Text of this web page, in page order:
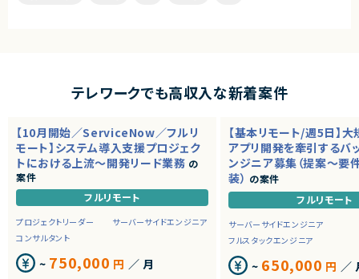
テレワークでも高収入な新着案件
【10月開始／ServiceNow／フルリ
モート】システム導入支援プロジェク
トにおける上流～開発リード業務 の
案件
フルリモート
プロジェクトリーダー
サーバーサイドエンジニア
コンサルタント
~ 750,000 円 ／ 月
【基本リモート/週5日】
アプリ開発を牽引するバ
ンジニア募集（提案～要
装） の案件
フルリモート
サーバーサイドエンジニア
フルスタックエンジニア
~ 650,000 円 ／